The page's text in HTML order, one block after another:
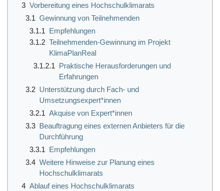
3 Vorbereitung eines Hochschulklimarats
3.1 Gewinnung von Teilnehmenden
3.1.1 Empfehlungen
3.1.2 Teilnehmenden-Gewinnung im Projekt
KlimaPlanReal
3.1.2.1 Praktische Herausforderungen und
Erfahrungen
3.2 Unterstützung durch Fach- und
Umsetzungsexpert*innen
3.2.1 Akquise von Expert*innen
3.3 Beauftragung eines externen Anbieters für die
Durchführung
3.3.1 Empfehlungen
3.4 Weitere Hinweise zur Planung eines
Hochschulklimarats
4 Ablauf eines Hochschulklimarats